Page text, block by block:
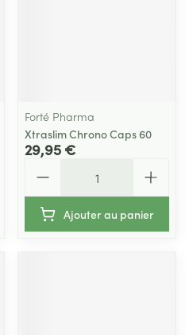
Forté Pharma
Xtraslim Chrono Caps 60
29,95 €
Ajouter au panier